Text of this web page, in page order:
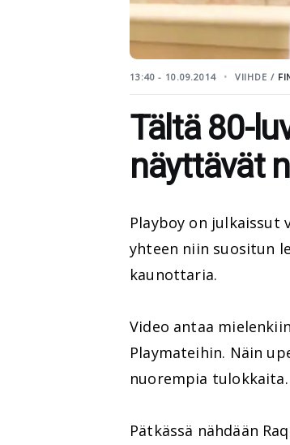
13:40 - 10.09.2014 VIIHDE /
Tältä 80-
näyttävät
Playboy on julkaissut
yhteen niin suositun
kaunottaria.
Video antaa
Playmateihin. Näin
nuorempia tulokkaita.
Pätkässä nähdään